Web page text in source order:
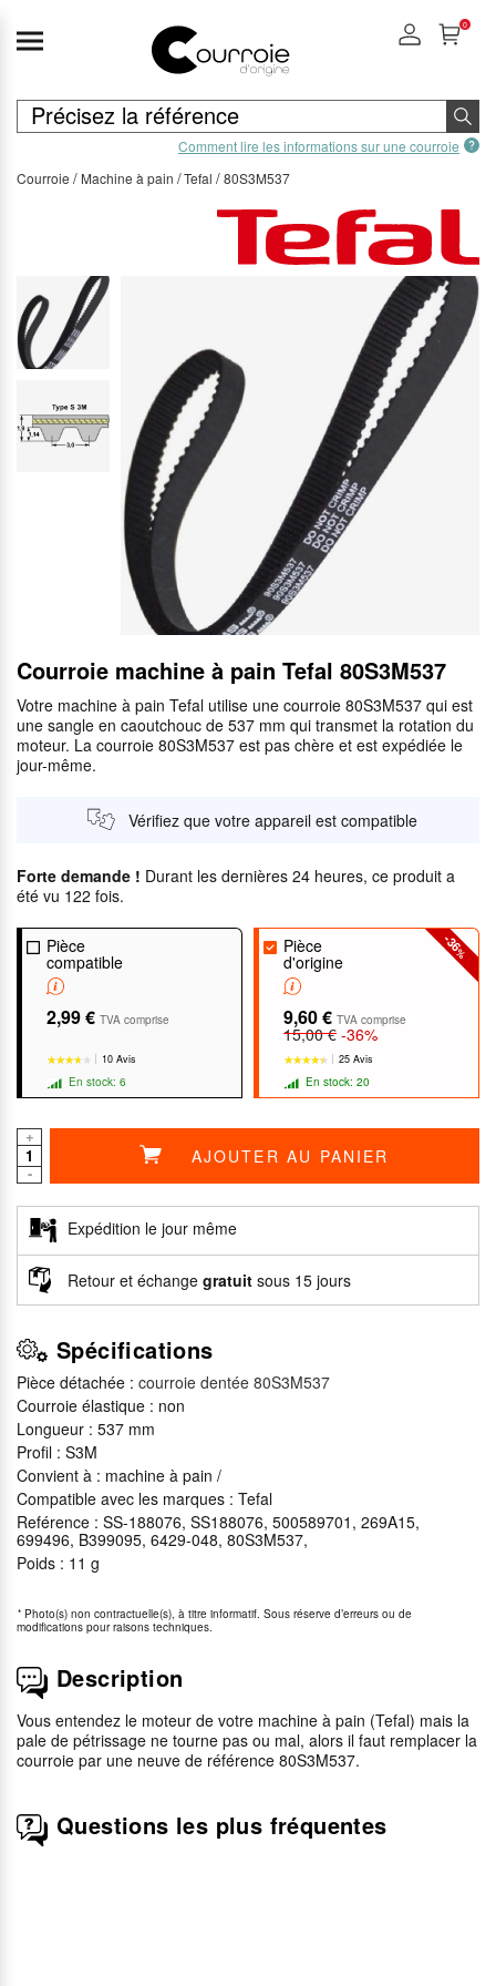
Comment lire les informations sur une courroie
0
Courroie Machine à pain Tefal 80S3M537
Courroie machine à pain Tefal 80S3M537
Votre machine à pain Tefal utilise une courroie 80S3M537 qui est
une sangle en caoutchouc de 537 mm qui transmet la rotation du
moteur. La courroie 80S3M537 est pas chère et est expédiée le
jour-même.
Vérifiez que votre appareil est compatible
Forte demande ! Durant les dernières 24 heures, ce produit a
été vu 122 fois.
Pièce
compatible
2,99 € TVA comprise
10 Avis
En stock: 6
-36
%
Pièce
d'origine
9,60 € TVA comprise
15,00 € -36%
25 Avis
En stock: 20
+
-
AJOUTER AU PANIER
Expédition le jour même
Retour et échange gratuit sous 15 jours
Spécifications
Pièce détachée : courroie dentée 80S3M537
Courroie élastique : non
Longueur : 537 mm
Profil : S3M
Convient à : machine à pain /
Compatible avec les marques : Tefal
Reférence : SS-188076, SS188076, 500589701, 269A15,
699496, B399095, 6429-048, 80S3M537,
Poids : 11 g
* Photo(s) non contractuelle(s), à titre informatif. Sous réserve d’erreurs ou de
modifications pour raisons techniques.
Description
Vous entendez le moteur de votre machine à pain (Tefal) mais la
pale de pétrissage ne tourne pas ou mal, alors il faut remplacer la
courroie par une neuve de référence 80S3M537.
Questions les plus fréquentes